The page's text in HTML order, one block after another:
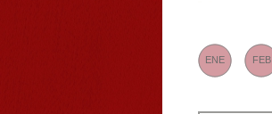
ENE FEB